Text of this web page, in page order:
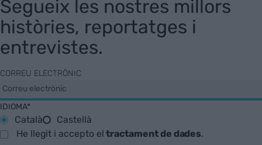
Segueix les nostres millors
històries, reportatges i
entrevistes.
CORREU ELECTRÒNIC
IDIOMA*
Català
Castellà
He llegit i accepto eltractament de dades.